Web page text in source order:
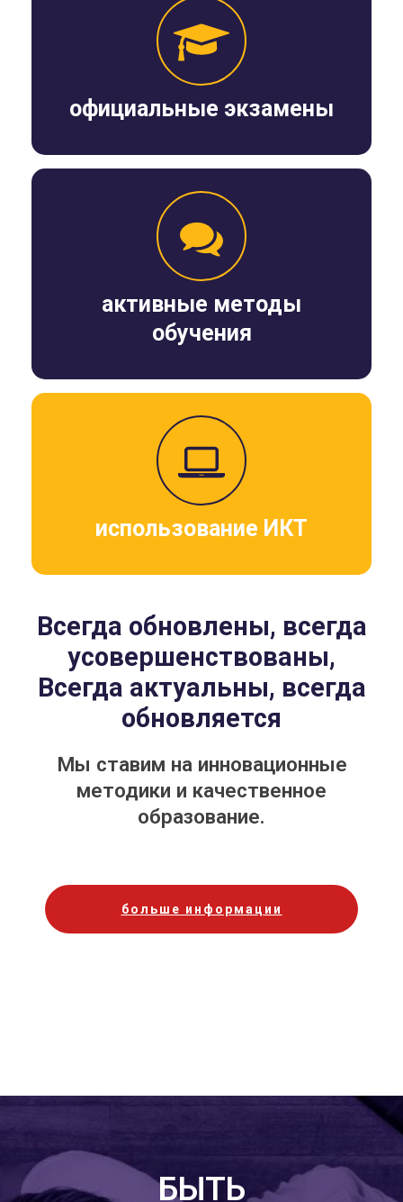
официальные экзамены
активные методы
обучения
использование ИКТ
Всегда обновлены, всегда
усовершенствованы,
Всегда актуальны, всегда
обновляется
Мы ставим на инновационные
методики и качественное
образование.
больше информации
БЫТЬ